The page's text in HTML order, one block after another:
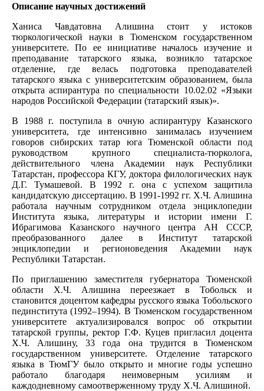
Описание научных достижений
Ханиса Чавдатовна Алишина стоит у истоков
тюркологической науки в Тюменском государственном
университете. По ее инициативе началось изучение и
преподавание татарского языка, возникло татарское
отделение, где велась подготовка преподавателей
татарского языка с университетским образованием, была
открыта аспирантура по специальности 10.02.02 «Языки
народов Российской Федерации (татарский язык)».
В 1988 г. поступила в очную аспирантуру Казанского
университета, где интенсивно занималась изучением
говоров сибирских татар юга Тюменской области под
руководством крупного специалиста-тюрколога,
действительного члена Академии наук Республики
Татарстан, профессора КГУ, доктора филологических наук
Д.Г. Тумашевой. В 1992 г. она с успехом защитила
кандидатскую диссертацию. В 1991-1992 гг. Х.Ч. Алишина
работала научным сотрудником отдела энциклопедии
Института языка, литературы и истории имени Г.
Ибрагимова Казанского научного центра АН СССР,
преобразованного далее в Институт татарской
энциклопедии и регионоведения Академии наук
Республики Татарстан.
По приглашению заместителя губернатора Тюменской
области Х.Ч. Алишина переезжает в Тобольск и
становится доцентом кафедры русского языка Тобольского
пединститута (1992–1994). В Тюменском государственном
университете актуализировался вопрос об открытии
татарской группы, ректор Г.Ф. Куцев пригласил доцента
Х.Ч. Алишину, 33 года она трудится в Тюменском
государственном университете. Отделение татарского
языка в ТюмГУ было открыто и многие годы успешно
работало благодаря неимоверным усилиям и
каждодневному самоотверженному труду Х.Ч. Алишиной.